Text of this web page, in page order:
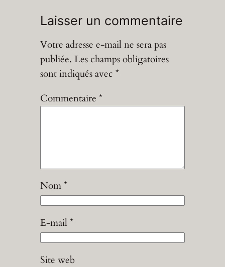
Laisser un commentaire
Votre adresse e-mail ne sera pas
publiée. Les champs obligatoires
sont indiqués avec *
Commentaire *
Nom*
E-mail*
Site web